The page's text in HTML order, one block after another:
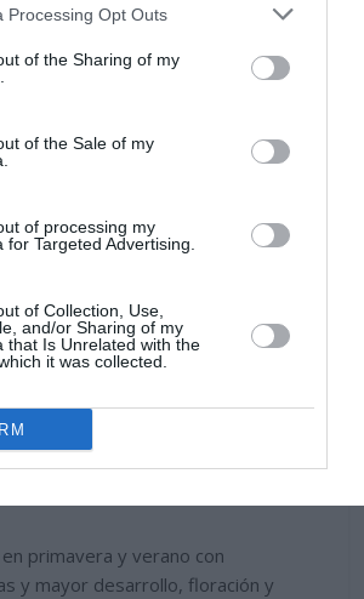
Processing Opt Outs
of the Sharing of my
of the Sale of my
of processing my
for Targeted Advertising.
of Collection, Use,
and/or Sharing of my
that Is Unrelated with the
it was collected.
primavera y verano con
y mayor desarrollo, floración y